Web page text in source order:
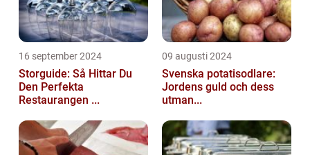
16 september 2024
Storguide: Så Hittar Du
Den Perfekta
Restaurangen ...
09 augusti 2024
Svenska potatisodlare:
Jordens guld och dess
utman...